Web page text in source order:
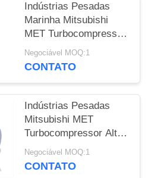
Indústrias Pesadas
Marinha Mitsubishi
MET Turbocompressor
para motores diesel de
navios
Negociável MOQ:1
CONTATO
Indústrias Pesadas
Mitsubishi MET
Turbocompressor Alta
Eficiência
Negociável MOQ:1
CONTATO